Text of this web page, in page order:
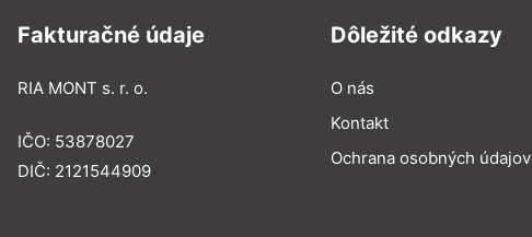
Fakturačné údaje
RIA MONT s. r. o.
IČO: 53878027
DIČ: 2121544909
Dôležité odkazy
O nás
Kontakt
Ochrana osobných údajov